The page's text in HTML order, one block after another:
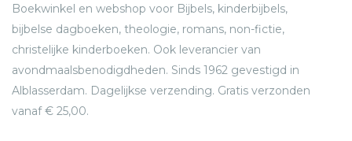
Boekwinkel en webshop voor Bijbels, kinderbijbels,
bijbelse dagboeken, theologie, romans, non-fictie,
christelijke kinderboeken. Ook leverancier van
avondmaalsbenodigdheden. Sinds 1962 gevestigd in
Alblasserdam. Dagelijkse verzending. Gratis verzonden
vanaf € 25,00.